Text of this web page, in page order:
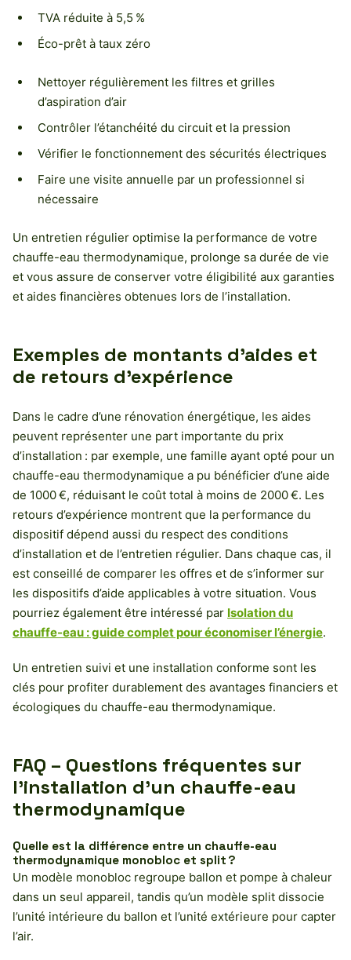
TVA réduite à 5,5 %
Éco-prêt à taux zéro
Nettoyer régulièrement les filtres et grilles
d’aspiration d’air
Contrôler l’étanchéité du circuit et la pression
Vérifier le fonctionnement des sécurités électriques
Faire une visite annuelle par un professionnel si
nécessaire
Un entretien régulier optimise la performance de votre
chauffe-eau thermodynamique, prolonge sa durée de vie
et vous assure de conserver votre éligibilité aux garanties
et aides financières obtenues lors de l’installation.
Exemples de montants d’aides et
de retours d’expérience
Dans le cadre d’une rénovation énergétique, les aides
peuvent représenter une part importante du prix
d’installation : par exemple, une famille ayant opté pour un
chauffe-eau thermodynamique a pu bénéficier d’une aide
de 1000 €, réduisant le coût total à moins de 2000 €. Les
retours d’expérience montrent que la performance du
dispositif dépend aussi du respect des conditions
d’installation et de l’entretien régulier. Dans chaque cas, il
est conseillé de comparer les offres et de s’informer sur
les dispositifs d’aide applicables à votre situation. Vous
pourriez également être intéressé par Isolation du
chauffe-eau : guide complet pour économiser l’énergie.
Un entretien suivi et une installation conforme sont les
clés pour profiter durablement des avantages financiers et
écologiques du chauffe-eau thermodynamique.
FAQ – Questions fréquentes sur
l’installation d’un chauffe-eau
thermodynamique
Quelle est la différence entre un chauffe-eau
thermodynamique monobloc et split ?
Un modèle monobloc regroupe ballon et pompe à chaleur
dans un seul appareil, tandis qu’un modèle split dissocie
l’unité intérieure du ballon et l’unité extérieure pour capter
l’air.